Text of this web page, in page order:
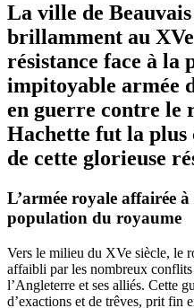
La ville de
brillamment au XVe
résistance face à la
impitoyable armée
en guerre contre le
Hachette fut la
de cette glorieuse
L’armée royale affairée
population du royaume
Vers le milieu du XVe siècle, le
affaibli par les nombreux
l’Angleterre et ses alliés. Cette
d’exactions et de trêves, prit fin